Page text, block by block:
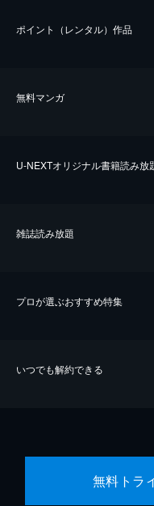
ポイント（レンタル）作品
無料マンガ
U-NEXTオリジナル書籍読み放
雑誌読み放題
プロが選ぶおすすめ特集
いつでも解約できる
無料トラ